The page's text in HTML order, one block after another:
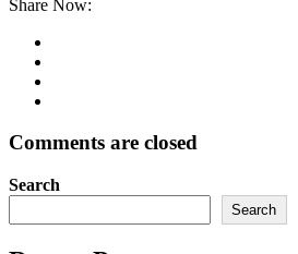
Share Now:
Comments are closed
Search
Search